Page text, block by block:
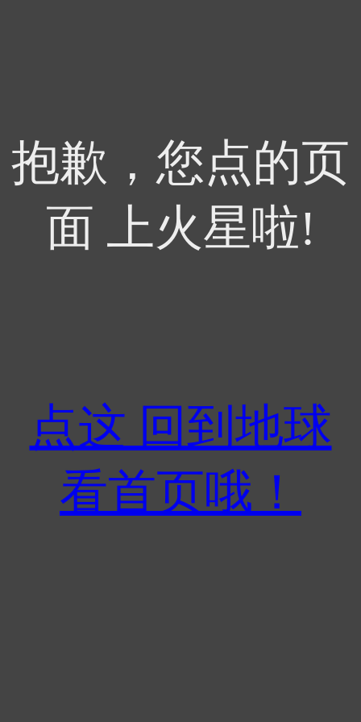
抱歉，您点的页
面 上火星啦!
点这 回到地球
看首页哦！